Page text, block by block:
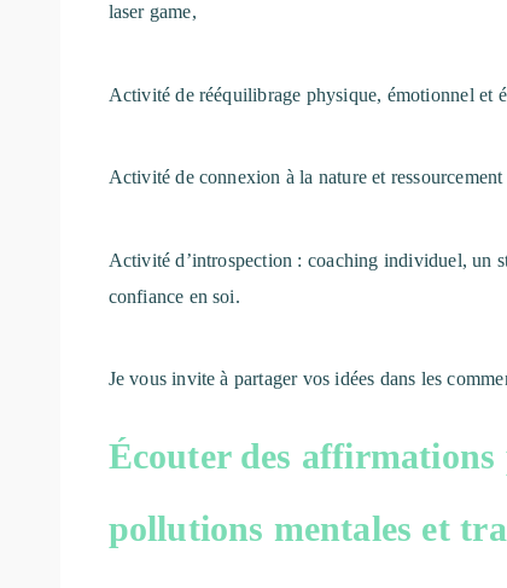
laser game,
Activité de rééquilibrage physique, émotionnel et
Activité de connexion à la nature et
Activité d’introspection : coaching individuel, un
confiance en soi.
Je vous invite à partager vos idées dans les
Écouter des
pollutions mentales et